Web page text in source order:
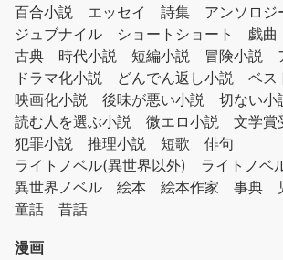
百合小説
エッセイ 詩集
アンソロジ
ジュブナイル
ショートショート 戯曲
古典
時代小説 短編小説 冒険小説
ドラマ化小説
どんでん返し小説
ベス
映画化小説
後味が悪い小説
切ない小
読む人を選ぶ小説
微エロ小説
文学賞
犯罪小説
推理小説 短歌
俳句
ライトノベル(異世界以外)
ライトノベ
異世界ノベル
絵本 絵本作家 事典
童話
昔話
漫画